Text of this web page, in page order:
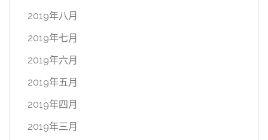
2019年八月
2019年七月
2019年六月
2019年五月
2019年四月
2019年三月